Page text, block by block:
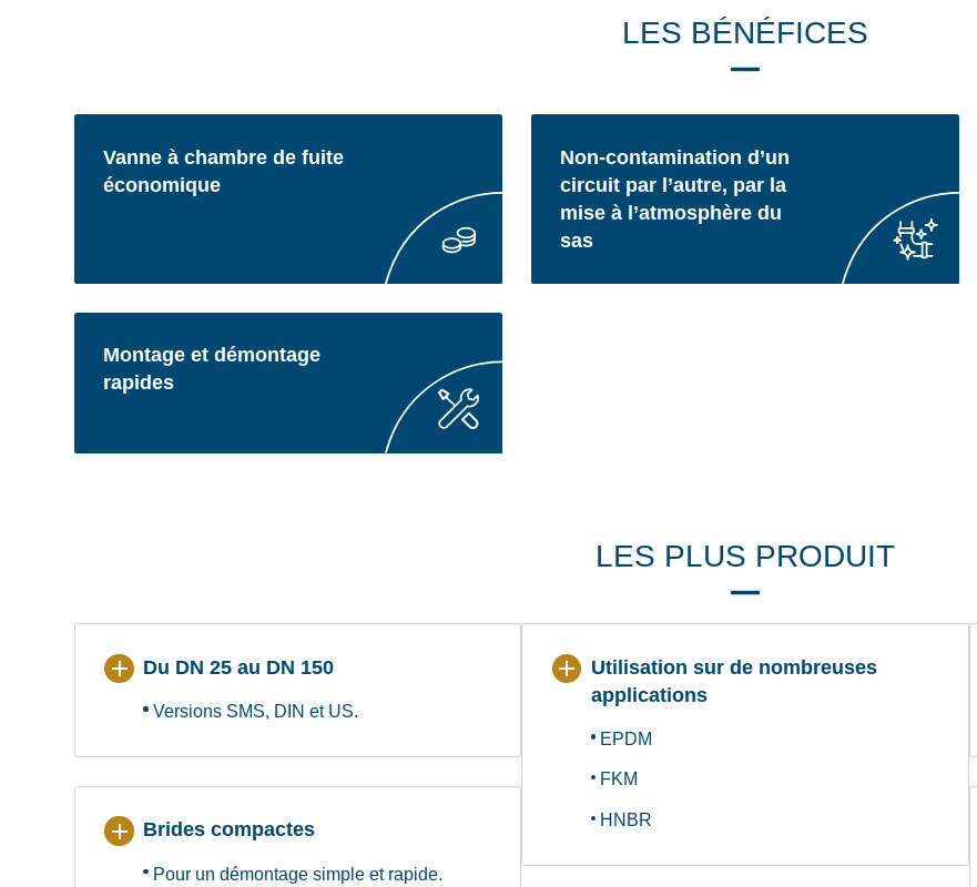
LES BÉNÉFICES
Vanne à chambre de fuite
économique
Non-contamination d’un
circuit par l’autre, par la
mise à l’atmosphère du
sas
Montage et démontage
rapides
LES PLUS PRODUIT
Du DN 25 au DN 150
Versions SMS, DIN et US.
Brides compactes
Pour un démontage simple et rapide.
Utilisation sur de nombreuses
applications
EPDM
FKM
HNBR